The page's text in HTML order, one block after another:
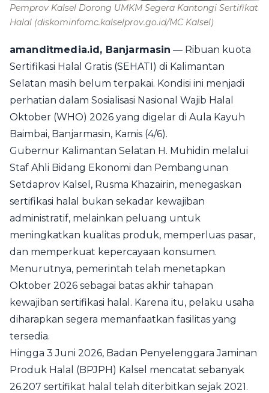
Pemprov Kalsel Dorong UMKM Segera Kantongi Sertifikat
Halal (diskominfomc.kalselprov.go.id/MC Kalsel)
amanditmedia.id, Banjarmasin — Ribuan kuota
Sertifikasi Halal Gratis (SEHATI) di Kalimantan
Selatan masih belum terpakai. Kondisi ini menjadi
perhatian dalam Sosialisasi Nasional Wajib Halal
Oktober (WHO) 2026 yang digelar di Aula Kayuh
Baimbai, Banjarmasin, Kamis (4/6).
Gubernur Kalimantan Selatan H. Muhidin melalui
Staf Ahli Bidang Ekonomi dan Pembangunan
Setdaprov Kalsel, Rusma Khazairin, menegaskan
sertifikasi halal bukan sekadar kewajiban
administratif, melainkan peluang untuk
meningkatkan kualitas produk, memperluas pasar,
dan memperkuat kepercayaan konsumen.
Menurutnya, pemerintah telah menetapkan
Oktober 2026 sebagai batas akhir tahapan
kewajiban sertifikasi halal. Karena itu, pelaku usaha
diharapkan segera memanfaatkan fasilitas yang
tersedia.
Hingga 3 Juni 2026, Badan Penyelenggara Jaminan
Produk Halal (BPJPH) Kalsel mencatat sebanyak
26.207 sertifikat halal telah diterbitkan sejak 2021.